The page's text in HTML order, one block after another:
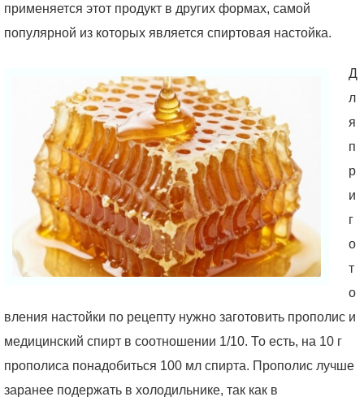
применяется этот продукт в других формах, самой
популярной из которых является спиртовая настойка.
Д
л
я
п
р
и
г
о
т
о
вления настойки по рецепту нужно заготовить прополис и
медицинский спирт в соотношении 1/10. То есть, на 10 г
прополиса понадобиться 100 мл спирта. Прополис лучше
заранее подержать в холодильнике, так как в